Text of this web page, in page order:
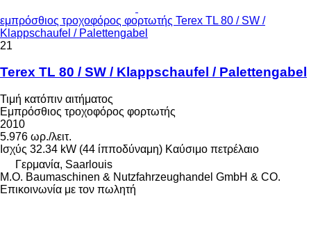
εμπρόσθιος τροχοφόρος φορτωτής Terex TL 80 / SW /
Klappschaufel / Palettengabel
21
Terex TL 80 / SW / Klappschaufel / Palettengabel
Τιμή κατόπιν αιτήματος
Εμπρόσθιος τροχοφόρος φορτωτής
2010
5.976 ωρ./λειτ.
Ισχύς 32.34 kW (44 ίπποδύναμη) Καύσιμο πετρέλαιο
Γερμανία, Saarlouis
M.O. Baumaschinen & Nutzfahrzeughandel GmbH & CO.
Επικοινωνία με τον πωλητή